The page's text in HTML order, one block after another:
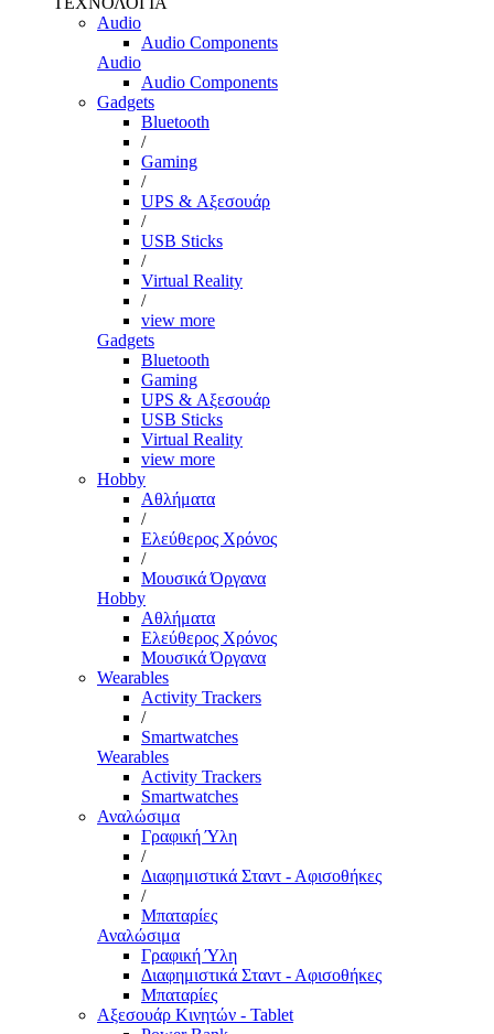
Audio
Audio Components
Audio
Audio Components
Gadgets
Bluetooth
/
Gaming
/
UPS & Αξεσουάρ
/
USB Sticks
/
Virtual Reality
/
view more
Gadgets
Bluetooth
Gaming
UPS & Αξεσουάρ
USB Sticks
Virtual Reality
view more
Hobby
Αθλήματα
/
Ελεύθερος Χρόνος
/
Μουσικά Όργανα
Hobby
Αθλήματα
Ελεύθερος Χρόνος
Μουσικά Όργανα
Wearables
Activity Trackers
/
Smartwatches
Wearables
Activity Trackers
Smartwatches
Αναλώσιμα
Γραφική Ύλη
/
Διαφημιστικά Σταντ - Αφισοθήκες
/
Μπαταρίες
Αναλώσιμα
Γραφική Ύλη
Διαφημιστικά Σταντ - Αφισοθήκες
Μπαταρίες
Αξεσουάρ Κινητών - Tablet